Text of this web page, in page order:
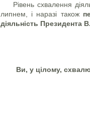
Рівень схвалення
липнем, і наразі також
діяльність Президента
Ви, у цілому,